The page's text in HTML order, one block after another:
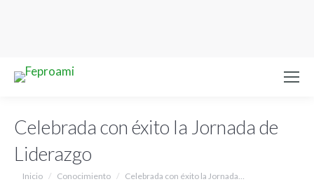
Celebrada con éxito la Jornada de
Liderazgo
Estás aquí:
Inicio Conocimiento Celebrada con éxito la Jornada…